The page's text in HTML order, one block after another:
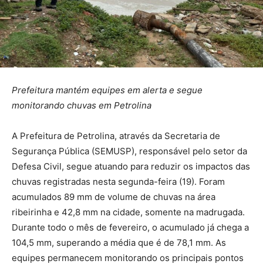
Prefeitura mantém equipes em alerta e segue
monitorando chuvas em Petrolina
A Prefeitura de Petrolina, através da Secretaria de
Segurança Pública (SEMUSP), responsável pelo setor da
Defesa Civil, segue atuando para reduzir os impactos das
chuvas registradas nesta segunda-feira (19). Foram
acumulados 89 mm de volume de chuvas na área
ribeirinha e 42,8 mm na cidade, somente na madrugada.
Durante todo o mês de fevereiro, o acumulado já chega a
104,5 mm, superando a média que é de 78,1 mm. As
equipes permanecem monitorando os principais pontos